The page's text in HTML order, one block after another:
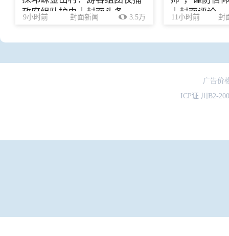
政府组队护虫｜封面头条
9小时前 封面新闻 3.5万
｜封面评论
11小时前 封
广告价
ICP证 川B2-